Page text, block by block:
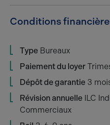
Conditions
Type Bureaux
Paiement du loyer
Dépôt de garantie 3
Révision annuelle ILC
Commerciaux